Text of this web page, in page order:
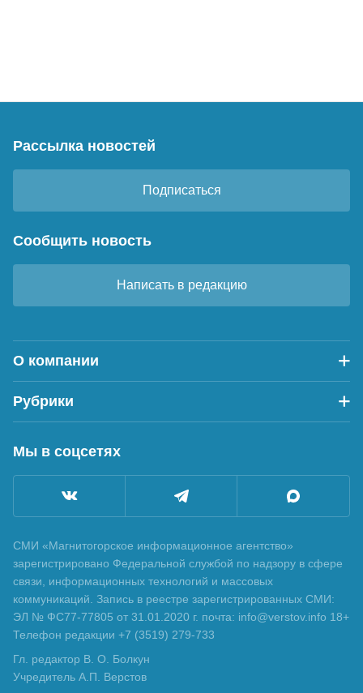
Рассылка новостей
Подписаться
Сообщить новость
Написать в редакцию
О компании
Рубрики
Мы в соцсетях
СМИ «Магнитогорское информационное агентство»
зарегистрировано Федеральной службой по надзору в сфере
связи, информационных технологий и массовых
коммуникаций. Запись в реестре зарегистрированных СМИ:
ЭЛ № ФС77-77805 от 31.01.2020 г. почта: info@verstov.info 18+
Телефон редакции +7 (3519) 279-733
Гл. редактор В. О. Болкун
Учредитель А.П. Верстов